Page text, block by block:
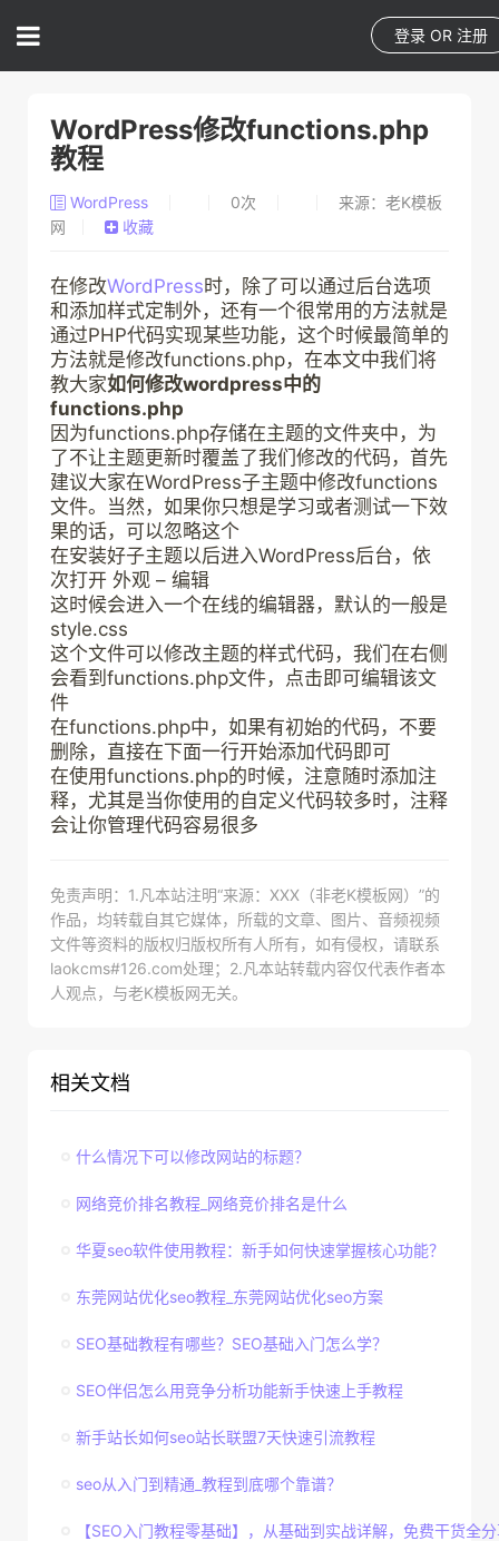
登录 OR 注册
WordPress修改functions.php
教程
WordPress 0次
来源：老K模板
网
收藏
在修改WordPress时，除了可以通过后台选项
和添加样式定制外，还有一个很常用的方法就是
通过PHP代码实现某些功能，这个时候最简单的
方法就是修改functions.php，在本文中我们将
教大家如何修改wordpress中的
functions.php
因为functions.php存储在主题的文件夹中，为
了不让主题更新时覆盖了我们修改的代码，首先
建议大家在WordPress子主题中修改functions
文件。当然，如果你只想是学习或者测试一下效
果的话，可以忽略这个
在安装好子主题以后进入WordPress后台，依
次打开 外观 – 编辑
这时候会进入一个在线的编辑器，默认的一般是
style.css
这个文件可以修改主题的样式代码，我们在右侧
会看到functions.php文件，点击即可编辑该文
件
在functions.php中，如果有初始的代码，不要
删除，直接在下面一行开始添加代码即可
在使用functions.php的时候，注意随时添加注
释，尤其是当你使用的自定义代码较多时，注释
会让你管理代码容易很多
免责声明：1.凡本站注明“来源：XXX（非老K模板网）”的
作品，均转载自其它媒体，所载的文章、图片、音频视频
文件等资料的版权归版权所有人所有，如有侵权，请联系
laokcms#126.com处理；2.凡本站转载内容仅代表作者本
人观点，与老K模板网无关。
相关文档
什么情况下可以修改网站的标题？
网络竞价排名教程_网络竞价排名是什么
华夏seo软件使用教程：新手如何快速掌握核心功能？
东莞网站优化seo教程_东莞网站优化seo方案
SEO基础教程有哪些？SEO基础入门怎么学？
SEO伴侣怎么用竞争分析功能新手快速上手教程
新手站长如何seo站长联盟7天快速引流教程
seo从入门到精通_教程到底哪个靠谱？
【SEO入门教程零基础】，从基础到实战详解，免费干货全